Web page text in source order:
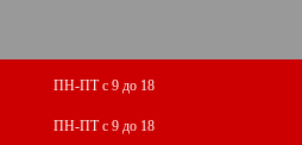
ПН-ПТ с 9 до 18
ПН-ПТ с 9 до 18